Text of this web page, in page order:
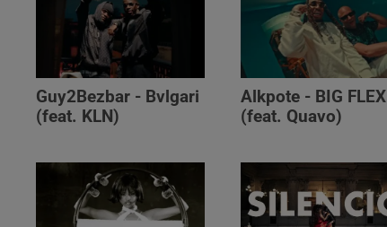
Guy2Bezbar - Bvlgari
(feat. KLN)
Alkpote - BIG FLEX
(feat. Quavo)